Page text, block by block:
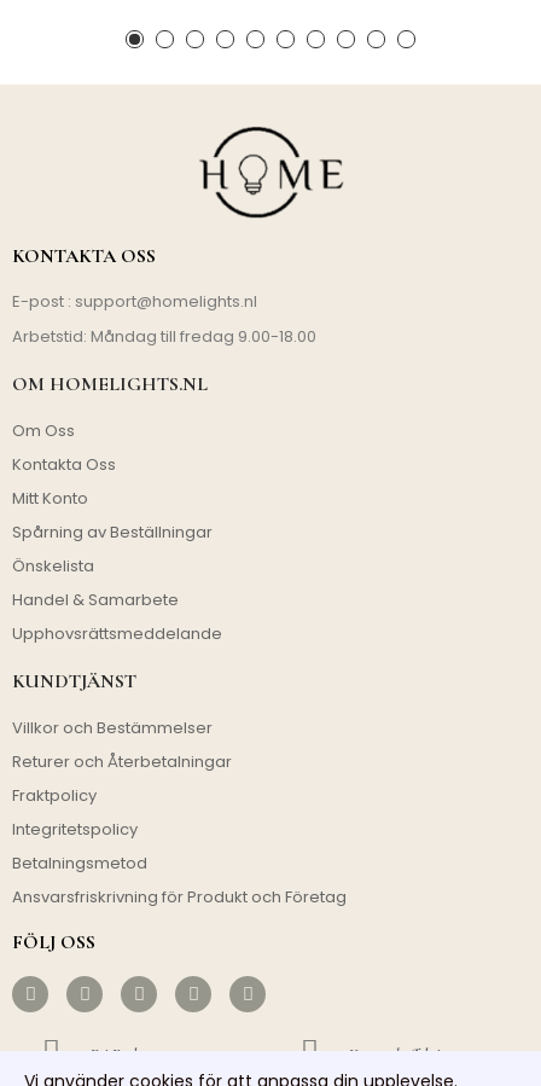
KONTAKTA OSS
E-post : support@homelights.nl
Arbetstid: Måndag till fredag 9.00-18.00
OM HOMELIGHTS.NL
Om Oss
Kontakta Oss
Mitt Konto
Spårning av Beställningar
Önskelista
Handel & Samarbete
Upphovsrättsmeddelande
KUNDTJÄNST
Villkor och Bestämmelser
Returer och Återbetalningar
Fraktpolicy
Integritetspolicy
Betalningsmetod
Ansvarsfriskrivning för Produkt och Företag
FÖLJ OSS
Fri Frakt Kostnadseffektivt
Vi använder cookies för att anpassa din upplevelse.